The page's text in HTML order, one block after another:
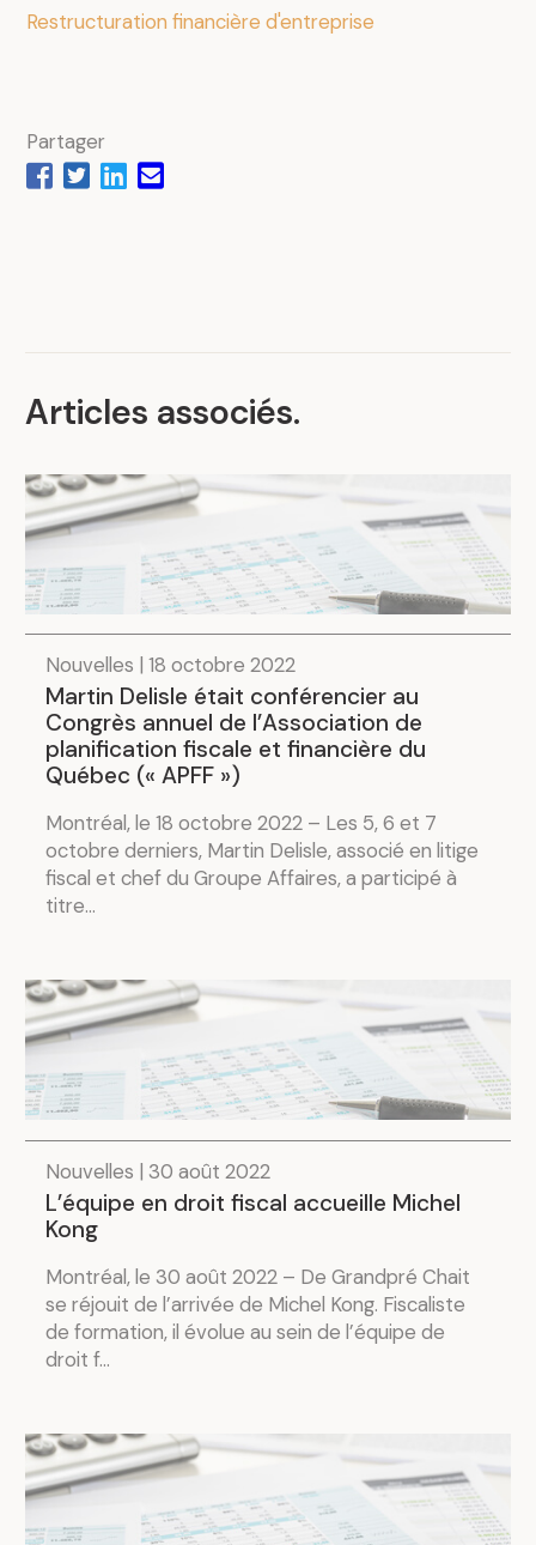
Restructuration financière d'entreprise
Partager
Articles associés.
Nouvelles | 18 octobre 2022
Martin Delisle était conférencier au
Congrès annuel de l’Association de
planification fiscale et financière du
Québec (« APFF »)
Montréal, le 18 octobre 2022 – Les 5, 6 et 7
octobre derniers, Martin Delisle, associé en litige
fiscal et chef du Groupe Affaires, a participé à
titre...
Nouvelles | 30 août 2022
L’équipe en droit fiscal accueille Michel
Kong
Montréal, le 30 août 2022 – De Grandpré Chait
se réjouit de l’arrivée de Michel Kong. Fiscaliste
de formation, il évolue au sein de l’équipe de
droit f...
.